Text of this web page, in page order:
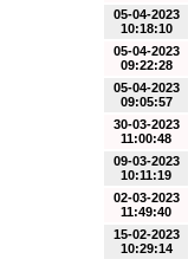
05-04-2023
10:18:10
05-04-2023
09:22:28
05-04-2023
09:05:57
30-03-2023
11:00:48
09-03-2023
10:11:19
02-03-2023
11:49:40
15-02-2023
10:29:14